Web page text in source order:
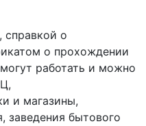
справкой о
о прохождении
работать и можно
и магазины,
заведения бытового